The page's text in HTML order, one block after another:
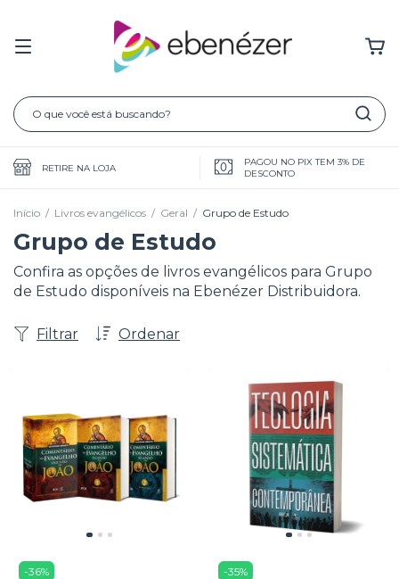
RETIRE NA LOJA
PAGOU NO PIX TEM 3% DE
DESCONTO
Início / Livros evangélicos / Geral / Grupo de Estudo
Grupo de Estudo
Confira as opções de livros evangélicos para Grupo
de Estudo disponíveis na Ebenézer Distribuidora.
Ordenar
Filtrar
-36% -35%